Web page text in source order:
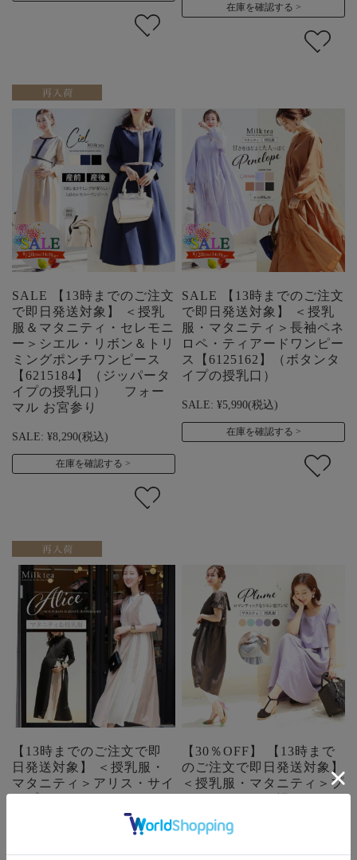
在庫を確認する
SALE 【13時までのご注文
で即日発送対象】 ＜授乳
服＆マタニティ・セレモニ
ー＞シエル・リボン＆トリ
ミングポンチワンピース
【6215184】（ジッパータ
イプの授乳口） フォー
マル お宮参り
SALE: ¥8,290(税込)
在庫を確認する
SALE 【13時までのご注文
で即日発送対象】 ＜授乳
服・マタニティ＞長袖ペネ
ロペ・ティアードワンピー
ス【6125162】（ボタンタ
イプの授乳口）
SALE: ¥5,990(税込)
在庫を確認する
【13時までのご注文で即
日発送対象】 ＜授乳服・
マタニティ＞アリス・サイ
ンスカ【6125154】（カシ
ュクールタイプの授乳口）
【30％OFF】 【13時まで
のご注文で即日発送対象】
＜授乳服・マタニティ＞プ
の授乳口）